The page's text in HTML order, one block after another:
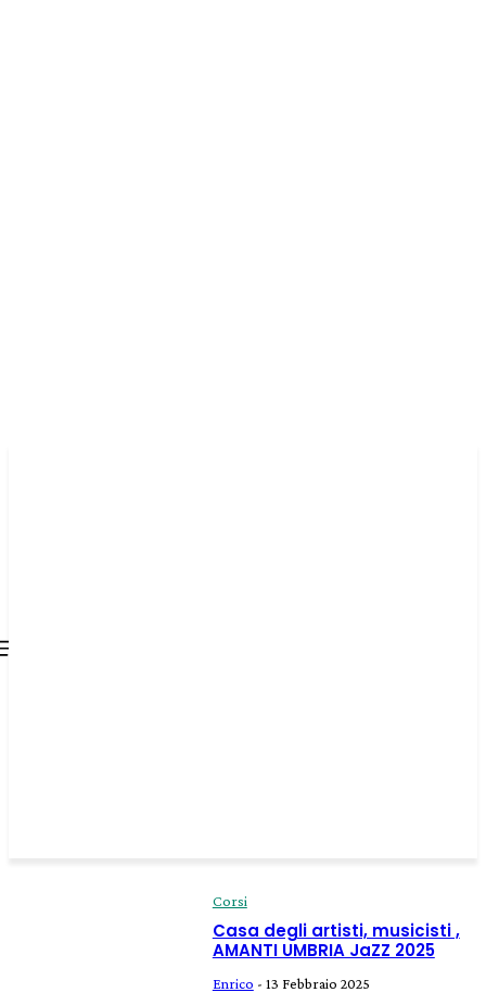
Corsi
Casa degli artisti, musicisti ,
AMANTI UMBRIA JaZZ 2025
Enrico - 13 Febbraio 2025